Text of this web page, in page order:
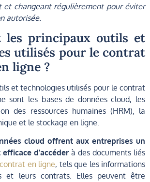
et changeant régulièrement pour éviter
autorisée.
les principaux outils et
utilisés pour le contrat
ligne ?
et technologies utilisés pour le contrat
sont les bases de données cloud, les
des ressources humaines (HRM), la
et le stockage en ligne.
cloud offrent aux entreprises un
d’accéder à des documents liés
en ligne, tels que les informations
et leurs contrats. Elles peuvent être